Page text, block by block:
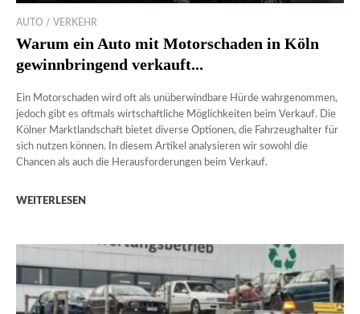
AUTO / VERKEHR
Warum ein Auto mit Motorschaden in Köln
gewinnbringend verkauft...
Ein Motorschaden wird oft als unüberwindbare Hürde wahrgenommen,
jedoch gibt es oftmals wirtschaftliche Möglichkeiten beim Verkauf. Die
Kölner Marktlandschaft bietet diverse Optionen, die Fahrzeughalter für
sich nutzen können. In diesem Artikel analysieren wir sowohl die
Chancen als auch die Herausforderungen beim Verkauf.
WEITERLESEN